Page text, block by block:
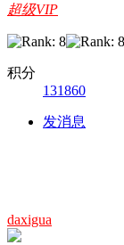
超级VIP
积分
131860
发消息
daxigua